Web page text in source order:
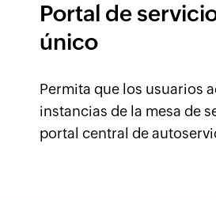
Portal de
único
Permita que los usuarios
instancias de la mesa de
portal central de